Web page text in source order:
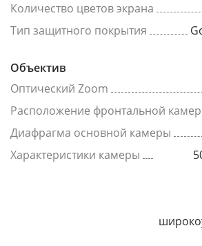
Количество цветов экрана
Тип защитного покрытия
Объектив
Оптический Zoom
Расположение фронтальной
Диафрагма основной камеры
Характеристики камеры